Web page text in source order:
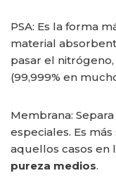
PSA: Es la forma
material
pasar el
(99,999% en
Membrana:
especiales. Es
aquellos casos en
pureza medios.